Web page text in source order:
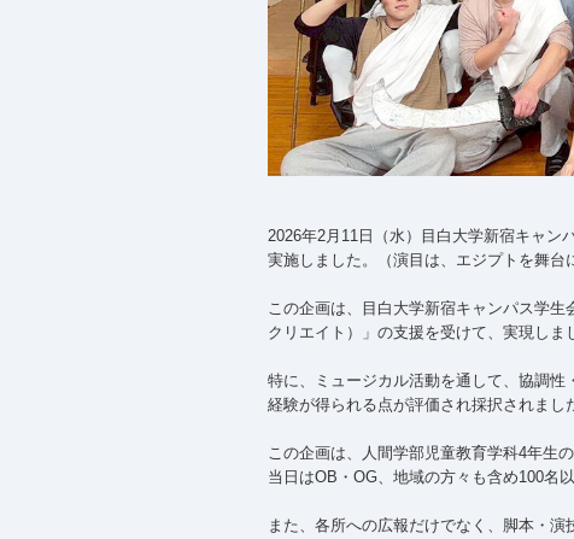
2026年2月11日（水）目白大学新宿キャン
実施しました。（演目は、エジプトを舞台
この企画は、目白大学新宿キャンパス学生
クリエイト）」の支援を受けて、実現しま
特に、ミュージカル活動を通して、協調
経験が得られる点が評価され採択されまし
この企画は、人間学部児童教育学科4年生
当日はOB・OG、地域の方々も含め100名
また、各所への広報だけでなく、脚本・